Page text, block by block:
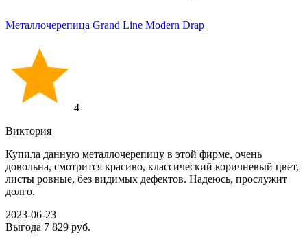
Металлочерепица Grand Line Modern Drap
4
Виктория
Купила данную металлочерепицу в этой фирме, очень
довольна, смотрится красиво, классический коричневый цвет,
листы ровные, без видимых дефектов. Надеюсь, прослужит
долго.
2023-06-23
Выгода 7 829 руб.